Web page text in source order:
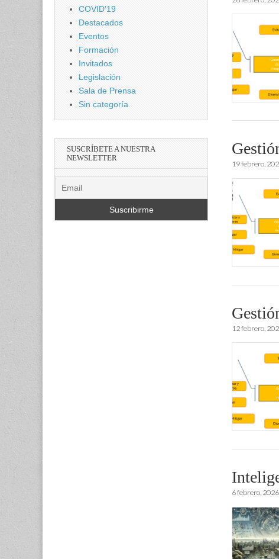
19 febrero,
12 febrero,
6 febrero, 2026
COVID'19
Destacados
Eventos
Formación
Invitados
Legislación
Sala de Prensa
Sin categoría
SUSCRÍBETE A NUESTRA
NEWSLETTER